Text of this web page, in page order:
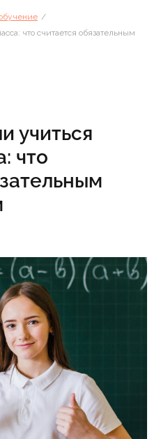
/
что считается обязательным
учиться
что